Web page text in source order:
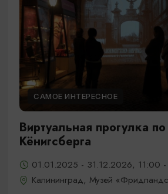
САМОЕ ИНТЕРЕСНОЕ
Виртуальная прогулка
Кёнигсберга
01.01.2025 - 31.12.2026, 11:00
Калининград, Музей